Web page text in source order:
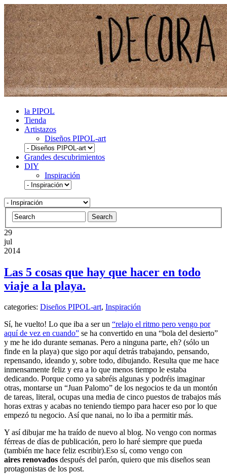
la PIPOL
Tienda
Artistazos
Diseños PIPOL-art
Grandes descubrimientos
DIY
Inspiración
29
jul
2014
Las 5 cosas que hay que hacer en todo
viaje a la playa.
categories: Diseños PIPOL-art, Inspiración
Sí, he vuelto! Lo que iba a ser un “relajo el ritmo pero vengo por
aquí de vez en cuando” se ha convertido en una “bola del desierto”
y me he ido durante semanas. Pero a ninguna parte, eh? (sólo un
finde en la playa) que sigo por aquí detrás trabajando, pensando,
repensando, ideando y, sobre todo, dibujando. Resulta que me hace
inmensamente feliz y era a lo que menos tiempo le estaba
dedicando. Porque como ya sabréis algunas y podréis imaginar
otras, montarse un “Juan Palomo” de los negocios te da un montón
de tareas, literal, ocupas una media de cinco puestos de trabajos más
horas extras y acabas no teniendo tiempo para hacer eso por lo que
empezó tu negocio. Así que nanai, no lo iba a permitir más.
Y así dibujar me ha traído de nuevo al blog. No vengo con normas
férreas de días de publicación, pero lo haré siempre que pueda
(también me hace feliz escribir).Eso sí, como vengo con
aires renovados después del parón, quiero que mis diseños sean
protagonistas de los post.